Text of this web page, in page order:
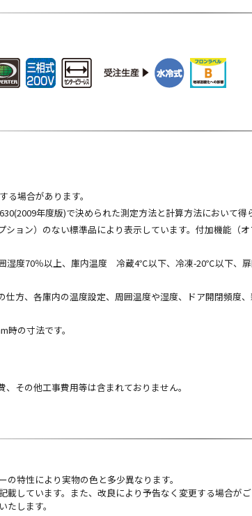
場合があります。
年度版)で決められた測定方法と計算方法において得
ション）のない標準品により表示しています。付加機能（
湿度70％以上、庫内温度 冷蔵4℃以下、冷凍-20℃以下、
仕方、各庫内の温度設定、周囲温度や湿度、ドア開閉頻度
の寸法です。
その他工事費用等は含まれておりません。
の特性により実物の色と多少異なります。
載しています。また、改良により予告なく変更する場合が
します。